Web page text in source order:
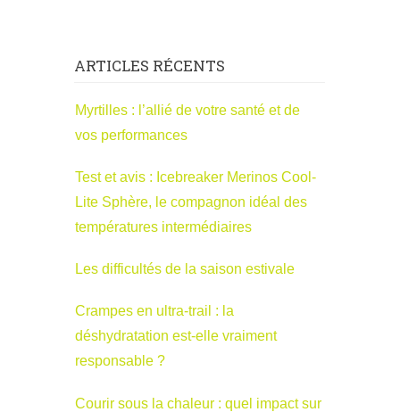
ARTICLES RÉCENTS
Myrtilles : l’allié de votre santé et de
vos performances
Test et avis : Icebreaker Merinos Cool-
Lite Sphère, le compagnon idéal des
températures intermédiaires
Les difficultés de la saison estivale
Crampes en ultra-trail : la
déshydratation est-elle vraiment
responsable ?
Courir sous la chaleur : quel impact sur